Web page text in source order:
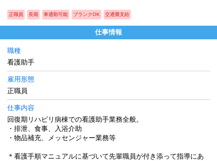
正職員 長期 車通勤可能 ブランクOK 交通費支給
仕事情報
職種
看護助手
雇用形態
正職員
仕事内容
回復期リハビリ病棟での看護助手業務全般。
・排泄、食事、入浴介助
・物品補充、メッセンジャー業務等
＊看護手順マニュアルに基づいて先輩職員が付き添って指導にあ